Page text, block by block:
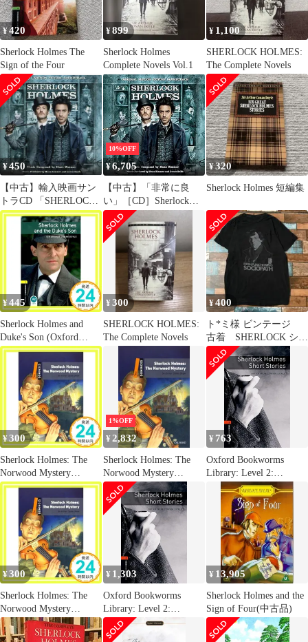
¥420
Sherlock Holmes The
Sign of the Four
¥899
Sherlock Holmes
Complete Novels Vol.1
¥ 1,100
SHERLOCK HOLMES:
The Complete Novels
¥450
【中古】輸入映画サン
トラCD 「SHERLOCK
HOLMES」 ORIGINAL
MOTION PICTURE
SOUNDTRACK[輸入盤]
10%OFF
¥6,705
【中古】「非常に良
い」［CD］Sherlock
Holmes
¥320
Sherlock Holmes 短編集
¥445
Sherlock Holmes and
Duke's Son (Oxford
Bookworms Library) [ペ
ーパーバック] Doyle，
Arthur Conan， Sir?
Bassett， Jennifer;
Tiner， Ron_04
¥300
SHERLOCK HOLMES:
The Complete Novels
¥400
ト*ミ様 ビンテージ
古着 SHERLOCK シャ
ーロック ムービー
メンズ 半
¥300
Sherlock Holmes: The
Norwood Mystery
(Dominoes， Level 2)
[ペーパーバック]
Page， Jeremy? Doyle，
Arthur Conan， Sir;
Scott， Susan_02
1%OFF
¥ 2,832
Sherlock Holmes: The
Norwood Mystery
(Dominoes， Level 2)
[ペーパーバック]
Page， Jeremy Doyle，
Arthur Conan， Sir;
Scott， Susan
¥ 763
Oxford Bookworms
Library: Level 2:
Sherlock Holmes Short
Stories
¥300
Sherlock Holmes: The
Norwood Mystery
(Dominoes， Level 2)
[ペーパーバック]
¥ 1,303
Oxford Bookworms
Library: Level 2:
Sherlock Holmes Short
Stories
¥ 13,905
Sherlock Holmes and the
Sign of Four(中古品)